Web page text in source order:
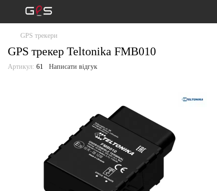
GPS трекери
GPS трекер Teltonika FMB010
Артикул: 61 Написати відгук